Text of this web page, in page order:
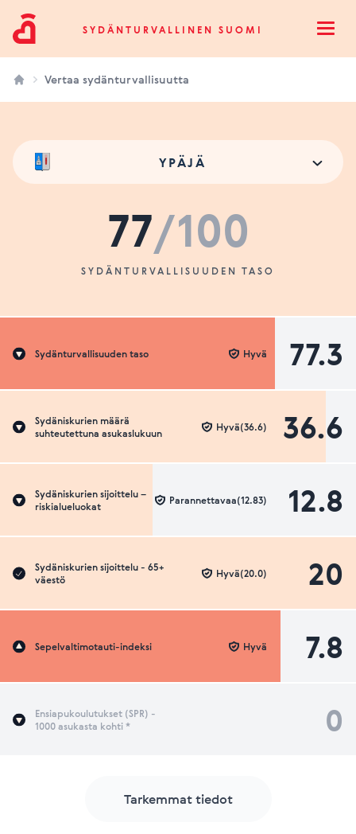
Sydänturvallinen SuomiSYDÄNTURVALLINEN SUOMI
Vertaa sydänturvallisuutta
YPÄJÄ
77/100
SYDÄNTURVALLISUUDEN TASO
Sydänturvallisuuden taso 77.3
Hyvä
Sydäniskurien määrä
suhteutettuna asukaslukuun
36.6
Hyvä(36.6)
Sydäniskurien sijoittelu –
riskialueluokat
12.8
Parannettavaa(12.83)
Sydäniskurien sijoittelu - 65+
väestö
20
Hyvä(20.0)
Sepelvaltimotauti-indeksi 7.8
Hyvä
Ensiapukoulutukset (SPR) -
1000 asukasta kohti *
0
Tarkemmat tiedot